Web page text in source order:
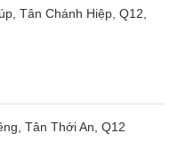
Tân Chánh Hiệp, Q12,
Tân Thới An, Q12